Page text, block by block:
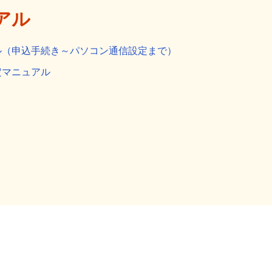
ル
申込手続き～パソコン通信設定まで）
ニュアル